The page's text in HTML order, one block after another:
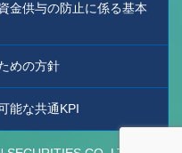
金供与の防止に係る基本
めの方針
能な共通KPI